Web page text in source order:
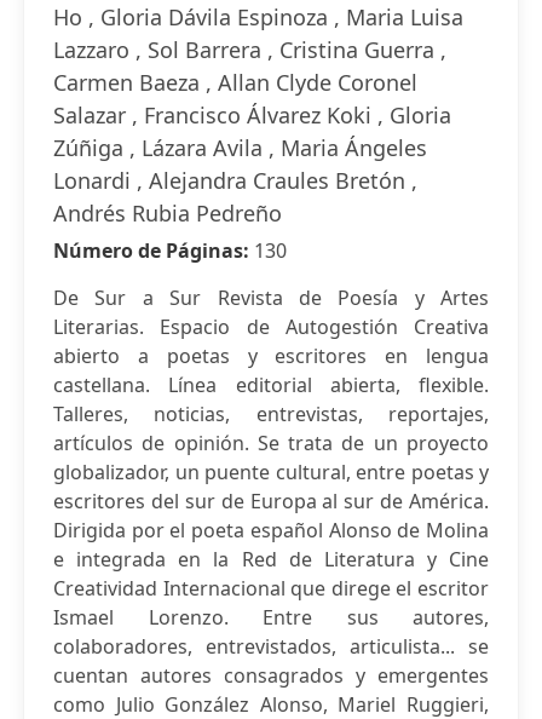
Ho , Gloria Dávila Espinoza , Maria Luisa
Lazzaro , Sol Barrera , Cristina Guerra ,
Carmen Baeza , Allan Clyde Coronel
Salazar , Francisco Álvarez Koki , Gloria
Zúñiga , Lázara Avila , Maria Ángeles
Lonardi , Alejandra Craules Bretón ,
Andrés Rubia Pedreño
Número de Páginas: 130
De Sur a Sur Revista de Poesía y Artes
Literarias. Espacio de Autogestión Creativa
abierto a poetas y escritores en lengua
castellana. Línea editorial abierta, flexible.
Talleres, noticias, entrevistas, reportajes,
artículos de opinión. Se trata de un proyecto
globalizador, un puente cultural, entre poetas y
escritores del sur de Europa al sur de América.
Dirigida por el poeta español Alonso de Molina
e integrada en la Red de Literatura y Cine
Creatividad Internacional que direge el escritor
Ismael Lorenzo. Entre sus autores,
colaboradores, entrevistados, articulista... se
cuentan autores consagrados y emergentes
como Julio González Alonso, Mariel Ruggieri,